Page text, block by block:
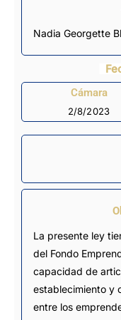
Nadia Georgette
Cámara
2/8/2023
La presente ley
del Fondo
capacidad de
establecimiento y
entre los